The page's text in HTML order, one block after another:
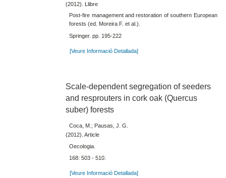
(2012). Llibre
Post-fire management and restoration of southern European
forests (ed. Moreira F. et al.).
Springer. pp. 195-222
[Veure Informació Detallada]
Scale-dependent segregation of seeders
and resprouters in cork oak (Quercus
suber) forests
Coca, M.; Pausas, J. G.
(2012). Article
Oecologia.
168: 503 - 510.
[Veure Informació Detallada]